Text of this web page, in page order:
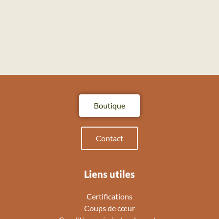
Liens utiles
Certifications
Coups de cœur
Boutique
Contact